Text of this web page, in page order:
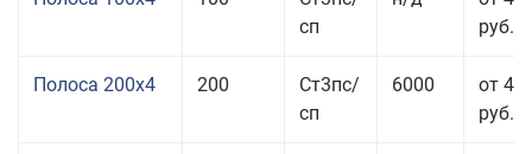
сп
руб.
Полоса 200x4 200
Ст3пс/
сп
6000
от 48
руб.